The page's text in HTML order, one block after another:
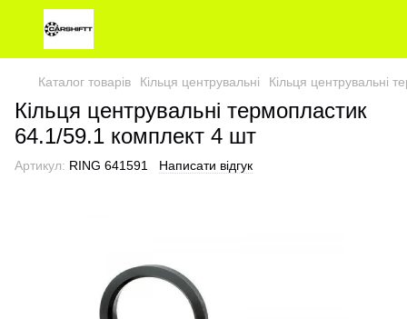
Каталог товарів Кільця центрувальні Кільця центрувальні
Кільця центрувальні термопластик
64.1/59.1 комплект 4 шт
Артикул: RING 641591 Написати відгук